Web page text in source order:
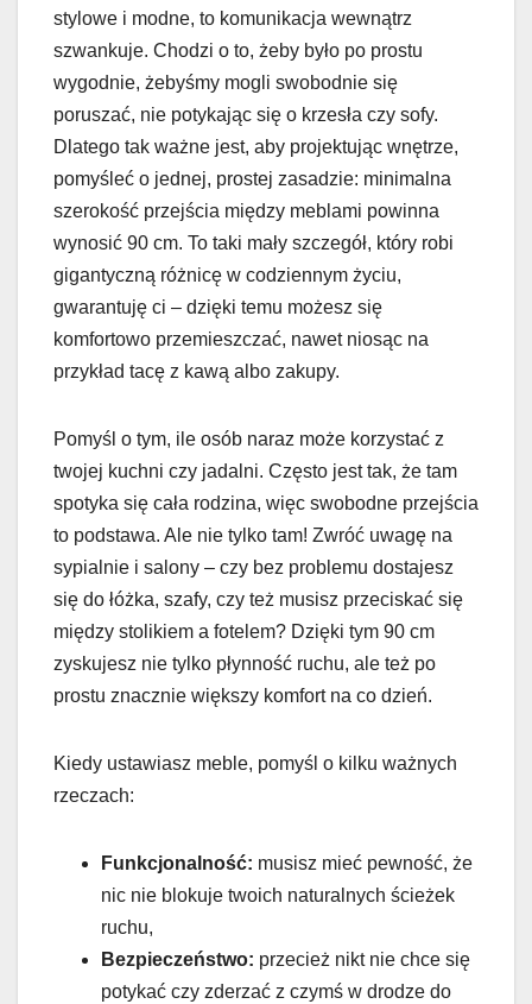
stylowe i modne, to komunikacja wewnątrz
szwankuje. Chodzi o to, żeby było po prostu
wygodnie, żebyśmy mogli swobodnie się
poruszać, nie potykając się o krzesła czy sofy.
Dlatego tak ważne jest, aby projektując wnętrze,
pomyśleć o jednej, prostej zasadzie: minimalna
szerokość przejścia między meblami powinna
wynosić 90 cm. To taki mały szczegół, który robi
gigantyczną różnicę w codziennym życiu,
gwarantuję ci – dzięki temu możesz się
komfortowo przemieszczać, nawet niosąc na
przykład tacę z kawą albo zakupy.
Pomyśl o tym, ile osób naraz może korzystać z
twojej kuchni czy jadalni. Często jest tak, że tam
spotyka się cała rodzina, więc swobodne przejścia
to podstawa. Ale nie tylko tam! Zwróć uwagę na
sypialnie i salony – czy bez problemu dostajesz
się do łóżka, szafy, czy też musisz przeciskać się
między stolikiem a fotelem? Dzięki tym 90 cm
zyskujesz nie tylko płynność ruchu, ale też po
prostu znacznie większy komfort na co dzień.
Kiedy ustawiasz meble, pomyśl o kilku ważnych
rzeczach:
Funkcjonalność: musisz mieć pewność, że
nic nie blokuje twoich naturalnych ścieżek
ruchu,
Bezpieczeństwo: przecież nikt nie chce się
potykać czy zderzać z czymś w drodze do